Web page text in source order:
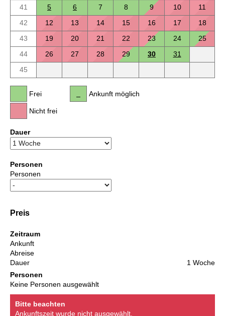
41
5 6 7 8 9 10
11
42
12 13 14 15 16 17
18
43
19 20 21 22 23 24
25
44
26 27 28 29 30
31
45
Frei
Nicht frei
Ankunft möglich
Dauer
Personen
Personen
Preis
Zeitraum
Ankunft
Abreise
Dauer
1 Woche
Personen
Keine Personen ausgewählt
Bitte beachten
Ankunftszeit wurde nicht ausgewählt.